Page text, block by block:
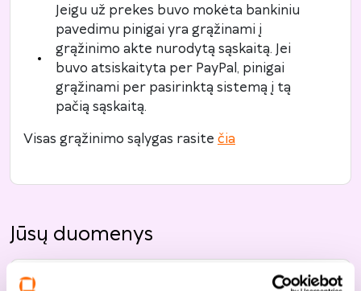
Jeigu už prekes buvo mokėta bankiniu
pavedimu pinigai yra grąžinami į
grąžinimo akte nurodytą sąskaitą. Jei
buvo atsiskaityta per PayPal, pinigai
grąžinami per pasirinktą sistemą į tą
pačią sąskaitą.
Visas grąžinimo sąlygas rasite čia
Jūsų duomenys